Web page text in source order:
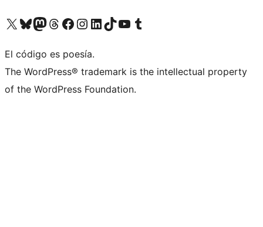
Visit our X (formerly Twitter) account
Visit our Bluesky account
Visita nuestra cuenta de Twitter
Visit our Threads account
Visita nuestra página de Facebook
Visite nuestra cuenta de Instagram
Visit our LinkedIn account
Visit our TikTok account
Visit our YouTube channel
Visit our Tumblr account
El código es poesía.
The WordPress® trademark is the intellectual property
of the WordPress Foundation.